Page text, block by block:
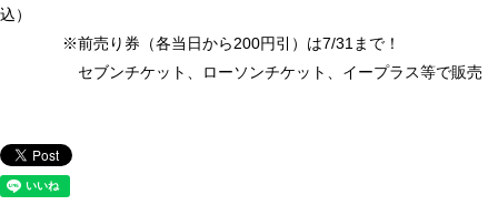
込）
※前売り券（各当日から200円引）は7/31まで！
セブンチケット、ローソンチケット、イープラス等で販売